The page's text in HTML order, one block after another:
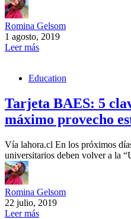
Romina Gelsom
1 agosto, 2019
Leer más
Education
Tarjeta BAES: 5
máximo provecho
Vía lahora.cl En los próximos
universitarios deben volver a la
Romina Gelsom
22 julio, 2019
Leer más